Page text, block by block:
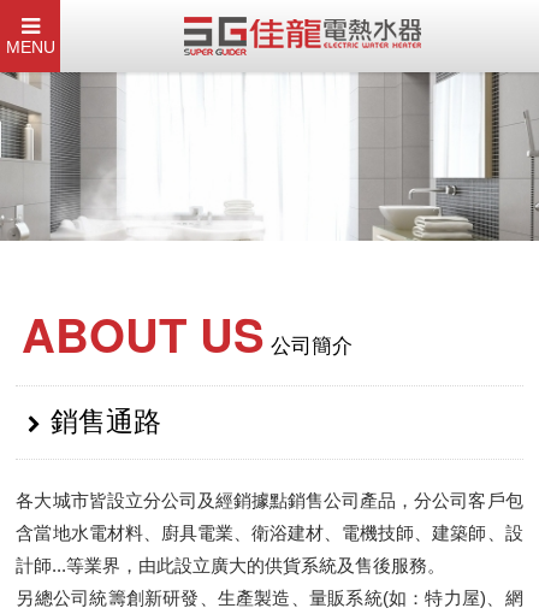
MENU
ABOUT US 公司簡介
銷售通路
各大城市皆設立分公司及經銷據點銷售公司產品，分公司客戶包
含當地水電材料、廚具電業、衛浴建材、電機技師、建築師、設
計師...等業界，由此設立廣大的供貨系統及售後服務。
另總公司統籌創新研發、生產製造、量販系統(如：特力屋)、網